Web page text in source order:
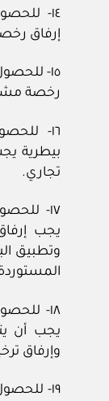
١٤-
إرفاق
١٥-
رخصة
١٦-
بيطرية
تجاري.
١٧-
يجب
وتطبيق
١٨-
يجب أن
وإرفاق
١٩-